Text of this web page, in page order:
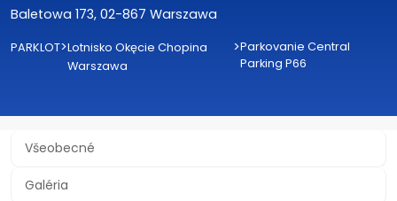
Baletowa 173, 02-867 Warszawa
PARKLOT>Lotnisko Okęcie Chopina
Warszawa
>Parkovanie Central
Parking P66
Všeobecné
Galéria